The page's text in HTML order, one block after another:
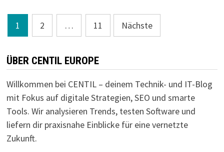
Seitennummerierung
der
Beiträge
1 2 … 11 Nächste
ÜBER CENTIL EUROPE
Willkommen bei CENTIL – deinem Technik- und IT-Blog
mit Fokus auf digitale Strategien, SEO und smarte
Tools. Wir analysieren Trends, testen Software und
liefern dir praxisnahe Einblicke für eine vernetzte
Zukunft.